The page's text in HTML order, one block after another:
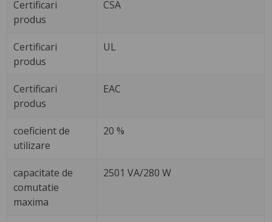
Certificari
produs
CSA
Certificari
produs
UL
Certificari
produs
EAC
coeficient de
utilizare
20 %
capacitate de
comutatie
maxima
2501 VA/280 W